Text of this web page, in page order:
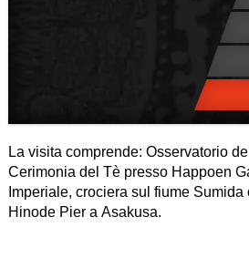
La visita comprende: Osservatorio
Cerimonia del Tè presso Happoen
Imperiale, crociera sul fiume Sumida
Hinode Pier a Asakusa.